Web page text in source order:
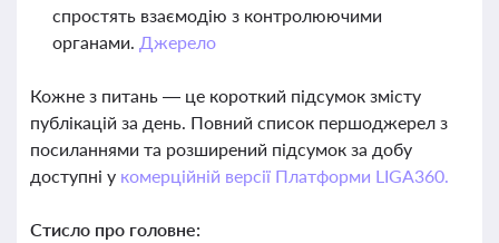
спростять взаємодію з контролюючими
органами. Джерело
Кожне з питань — це короткий підсумок змісту
публікацій за день. Повний список першоджерел з
посиланнями та розширений підсумок за добу
доступні у комерційній версії Платформи LIGA360.
Стисло про головне: